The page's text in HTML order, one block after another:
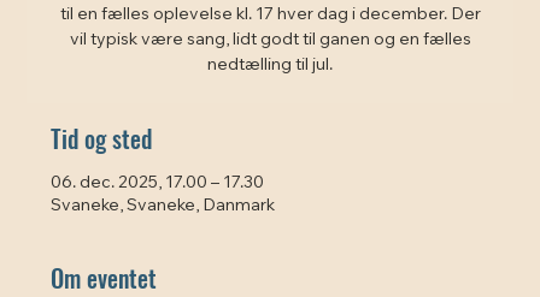
til en fælles oplevelse kl. 17 hver dag i december. Der
vil typisk være sang, lidt godt til ganen og en fælles
nedtælling til jul.
Tid og sted
06. dec. 2025, 17.00 – 17.30
Svaneke, Svaneke, Danmark
Om eventet